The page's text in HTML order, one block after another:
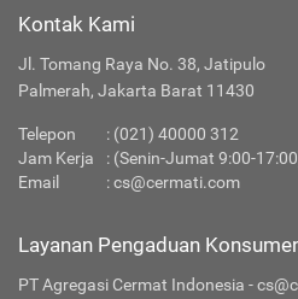
Kontak Kami
Jl. Tomang Raya No. 38, Jatipulo
Palmerah, Jakarta Barat 11430
Telepon : (021) 40000 312
Jam Kerja
: (Senin-Jumat 9:00-
Email
:cs@cermati.com
Layanan Pengaduan
PT Agregasi Cermat Indonesia -